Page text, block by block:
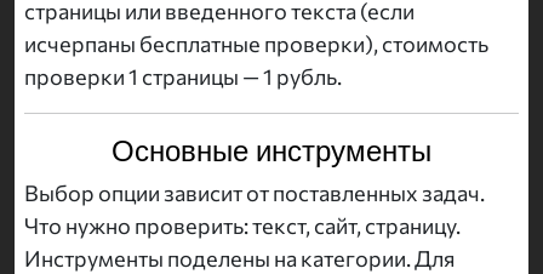
страницы или введенного текста (если
исчерпаны бесплатные проверки), стоимость
проверки 1 страницы — 1 рубль.
Основные инструменты
Выбор опции зависит от поставленных задач.
Что нужно проверить: текст, сайт, страницу.
Инструменты поделены на категории. Для